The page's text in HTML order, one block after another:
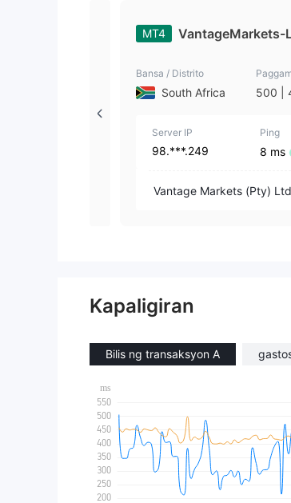
MT4 VantageMarkets-
Bansa / Distrito
South Africa
500 |
Server IP
98.***.249
Ping
8 ms
Vantage Markets (Pty) Ltd
Kapaligiran
Bilis ng transaksyon A